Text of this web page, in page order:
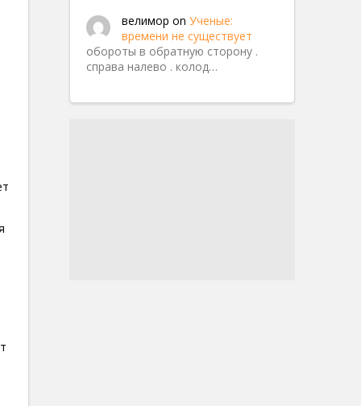
велимор on Ученые:
времени не существует
обороты в обратную сторону .
справа налево . колод…